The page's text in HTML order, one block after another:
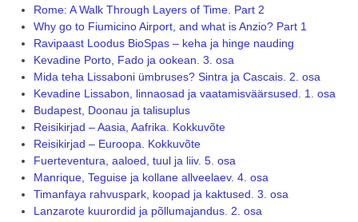
Rome: A Walk Through Layers of Time. Part 2
Why go to Fiumicino Airport, and what is Anzio? Part 1
Ravipaast Loodus BioSpas – keha ja hinge nauding
Kevadine Porto, Fado ja ookean. 3. osa
Mida teha Lissaboni ümbruses? Sintra ja Cascais. 2. osa
Kevadine Lissabon, linnaosad ja vaatamisväärsused. 1. osa
Budapest, Doonau ja talisuplus
Reisikirjad – Aasia, Aafrika. Kokkuvõte
Reisikirjad – Euroopa. Kokkuvõte
Fuerteventura, aaloed, tuul ja liiv. 5. osa
Manrique, Teguise ja kollane allveelaev. 4. osa
Timanfaya rahvuspark, koopad ja kaktused. 3. osa
Lanzarote kuurordid ja põllumajandus. 2. osa